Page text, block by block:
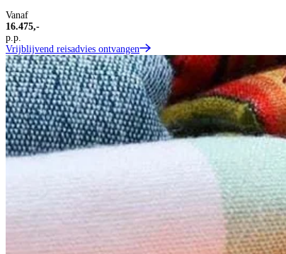
Vanaf
16.475,-
p.p.
Vrijblijvend reisadvies ontvangen